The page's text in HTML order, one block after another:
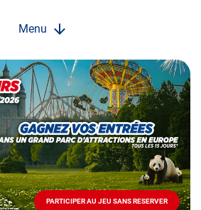
Menu
PARTICIPER AU JEU SANS RESERVER
PARTICIPER